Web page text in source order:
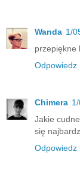
Wanda 1/
przepiękne
Odpowiedz
Chimera
Jakie
się
Odpowiedz